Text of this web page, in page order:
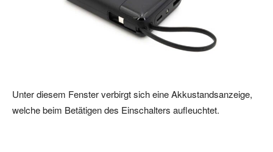
Unter diesem Fenster verbirgt sich eine Akkustandsanzeige,
welche beim Betätigen des Einschalters aufleuchtet.